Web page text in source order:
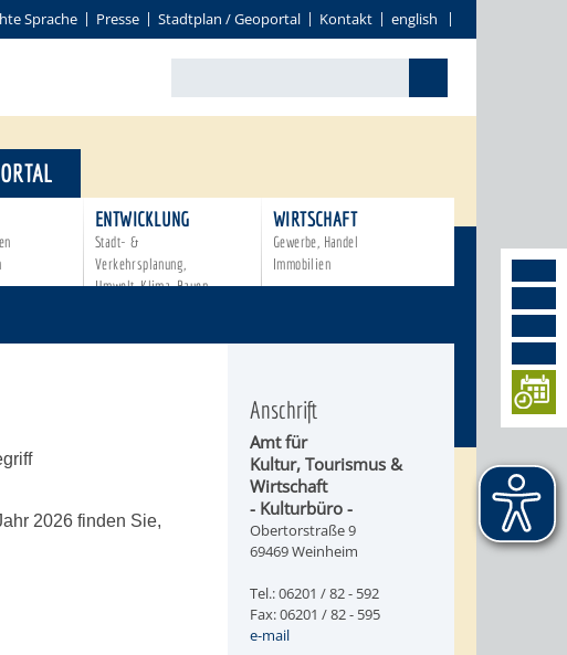
Sprache Presse Stadtplan / Geoportal Kontakt english
ENTWICKLUNG
Stadt- &
Verkehrsplanung,
Umwelt, Klima, Bauen
WIRTSCHAFT
Gewerbe, Handel
Immobilien
2026 finden Sie,
Anschrift
Amt für
Kultur, Tourismus &
Wirtschaft
- Kulturbüro -
Obertorstraße 9
69469 Weinheim
Tel.: 06201 / 82 - 592
Fax: 06201 / 82 - 595
e-mail